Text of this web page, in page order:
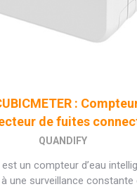
:
de fuites
QUANDIFY
est un compteur d’eau
une surveillance constante